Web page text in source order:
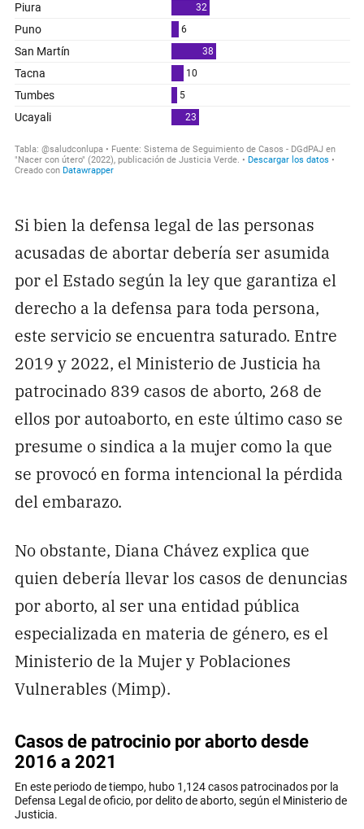
Si bien la defensa legal de las personas
acusadas de abortar debería ser asumida
por el Estado según la ley que garantiza el
derecho a la defensa para toda persona,
este servicio se encuentra saturado. Entre
2019 y 2022, el Ministerio de Justicia ha
patrocinado 839 casos de aborto, 268 de
ellos por autoaborto, en este último caso se
presume o sindica a la mujer como la que
se provocó en forma intencional la pérdida
del embarazo.
No obstante, Diana Chávez explica que
quien debería llevar los casos de denuncias
por aborto, al ser una entidad pública
especializada en materia de género, es el
Ministerio de la Mujer y Poblaciones
Vulnerables (Mimp).